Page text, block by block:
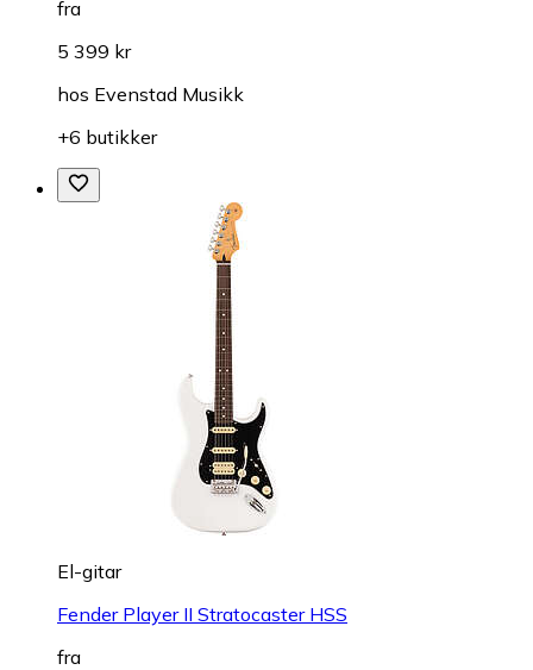
fra
5 399 kr
hos Evenstad Musikk
+6 butikker
El-gitar
Fender Player II Stratocaster HSS
fra